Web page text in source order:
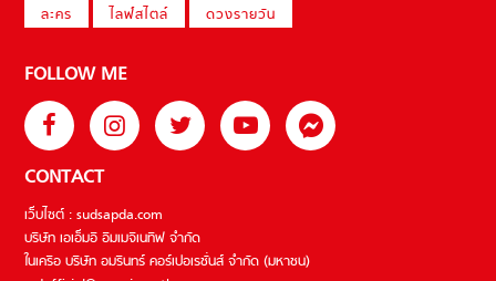
ละคร
ไลฟ์สไตล์ ดวงรายวัน
FOLLOW ME
CONTACT
เว็บไซต์ : sudsapda.com
บริษัท เอเอ็มอี อิมเมจิเนทีฟ จำกัด
ในเครือ บริษัท อมรินทร์ คอร์เปอเรชั่นส์ จำกัด (มหาชน)